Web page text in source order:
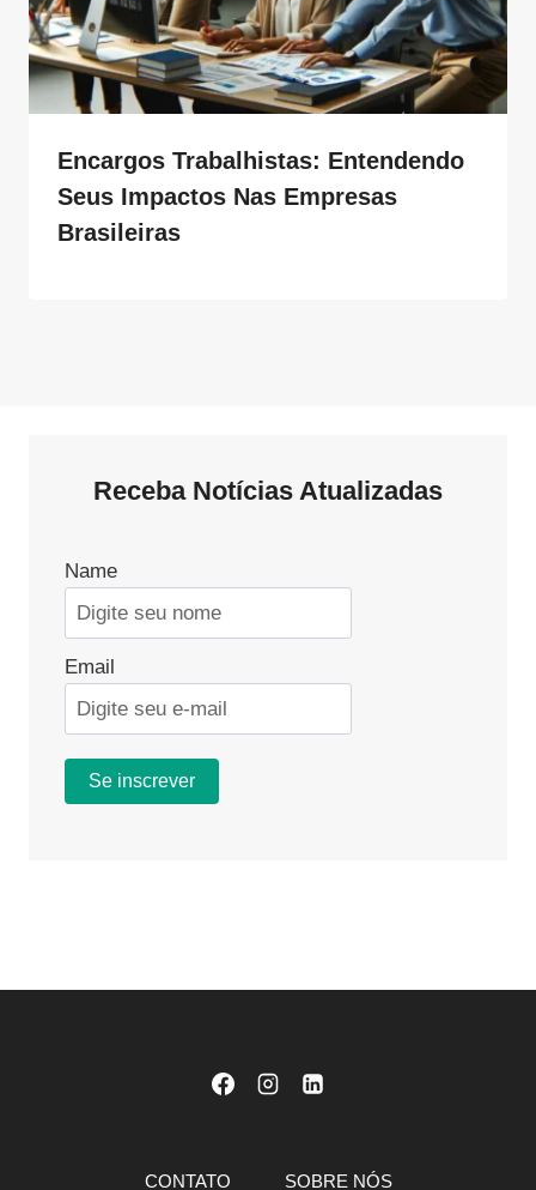
Encargos Trabalhistas: Entendendo
Seus Impactos Nas Empresas
Brasileiras
Receba Notícias Atualizadas
Name
Email
CONTATO SOBRE NÓS